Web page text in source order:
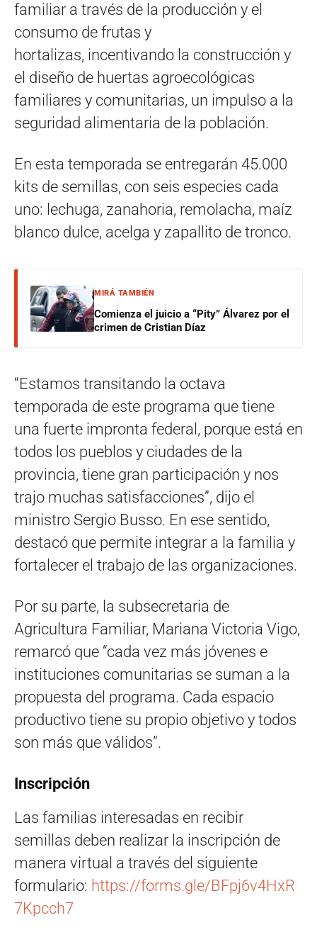
familiar a través de la producción y el
consumo de frutas y
hortalizas, incentivando la construcción y
el diseño de huertas agroecológicas
familiares y comunitarias, un impulso a la
seguridad alimentaria de la población.
En esta temporada se entregarán 45.000
kits de semillas, con seis especies cada
uno: lechuga, zanahoria, remolacha, maíz
blanco dulce, acelga y zapallito de tronco.
MIRÁ TAMBIÉN
Comienza el juicio a “Pity” Álvarez por el
crimen de Cristian Díaz
“Estamos transitando la octava
temporada de este programa que tiene
una fuerte impronta federal, porque está en
todos los pueblos y ciudades de la
provincia, tiene gran participación y nos
trajo muchas satisfacciones”, dijo el
ministro Sergio Busso. En ese sentido,
destacó que permite integrar a la familia y
fortalecer el trabajo de las organizaciones.
Por su parte, la subsecretaria de
Agricultura Familiar, Mariana Victoria Vigo,
remarcó que “cada vez más jóvenes e
instituciones comunitarias se suman a la
propuesta del programa. Cada espacio
productivo tiene su propio objetivo y todos
son más que válidos”.
Inscripción
Las familias interesadas en recibir
semillas deben realizar la inscripción de
manera virtual a través del siguiente
formulario: https://forms.gle/BFpj6v4HxR
7Kpcch7